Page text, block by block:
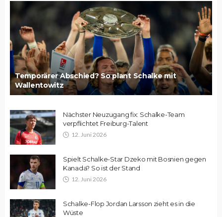
Temporärer Abschied? So plant Schalke mit
Wallentowitz
Nächster Neuzugang fix: Schalke-Team
verpflichtet Freiburg-Talent
12. Juni 2026
Spielt Schalke-Star Dzeko mit Bosnien gegen
Kanada? So ist der Stand
12. Juni 2026
Schalke-Flop Jordan Larsson zieht es in die
Wüste